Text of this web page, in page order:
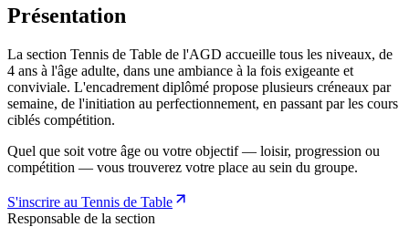
Présentation
La section Tennis de Table de l'AGD accueille tous les niveaux, de
4 ans à l'âge adulte, dans une ambiance à la fois exigeante et
conviviale. L'encadrement diplômé propose plusieurs créneaux par
semaine, de l'initiation au perfectionnement, en passant par les cours
ciblés compétition.
Quel que soit votre âge ou votre objectif — loisir, progression ou
compétition — vous trouverez votre place au sein du groupe.
S'inscrire au Tennis de Table
Responsable de la section